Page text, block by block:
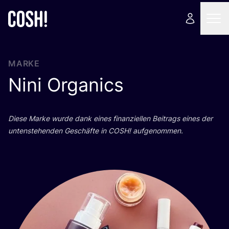
MARKE
Nini Organics
Die­se Mar­ke wur­de dank eines finan­zi­el­len Bei­trags eines der
unten­ste­hen­den Geschäf­te in COSH! aufgenommen.